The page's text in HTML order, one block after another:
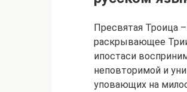
Пресвятая Троица
раскрывающее
ипостаси
неповторимой и
уповающих на